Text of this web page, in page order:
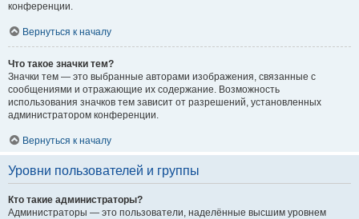
конференции.
Вернуться к началу
Что такое значки тем?
Значки тем — это выбранные авторами изображения, связанные с
сообщениями и отражающие их содержание. Возможность
использования значков тем зависит от разрешений, установленных
администратором конференции.
Вернуться к началу
Уровни пользователей и группы
Кто такие администраторы?
Администраторы — это пользователи, наделённые высшим уровнем